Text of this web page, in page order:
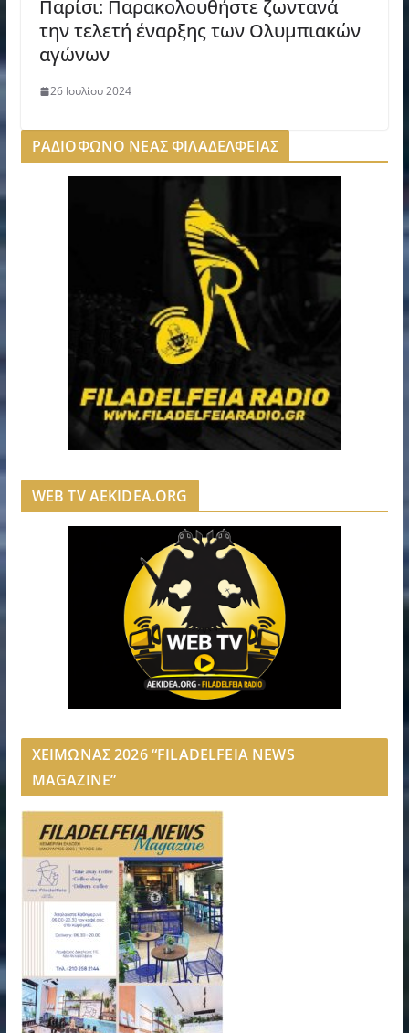
Παρίσι: Παρακολουθήστε ζωντανά
την τελετή έναρξης των Ολυμπιακών
αγώνων
26 Ιουλίου 2024
ΡΑΔΙΟΦΩΝΟ ΝΕΑΣ ΦΙΛΑΔΕΛΦΕΙΑΣ
WEB TV AEKIDEA.ORG
ΧΕΙΜΩΝΑΣ 2026 “FILADELFEIA NEWS
MAGAZINE”